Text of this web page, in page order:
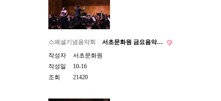
스페셜기념음악회
서초문화원 금요음악…
작성자
서초문화원
작성일
10-16
조회
21420